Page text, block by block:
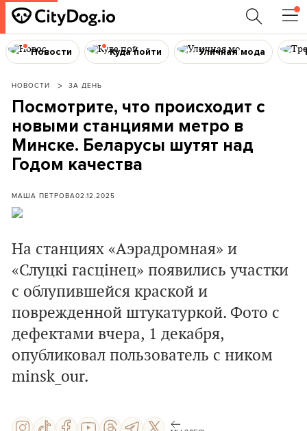
Новости Куда пойти Уличная мода
НОВОСТИ ЗА ДЕНЬ
Посмотрите, что происходит с
новыми станциями метро в
Минске. Беларусы шутят над
Годом качества
МАША ПЕТРОВА02.12.2025
На станциях «Аэрадромная» и
«Слуцкі гасцінец» появились участки
с облупившейся краской и
поврежденной штукатуркой. Фото с
дефектами вчера, 1 декабря,
опубликовал пользователь с ником
minsk_our.